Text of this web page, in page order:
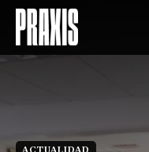
ACTUALIDAD